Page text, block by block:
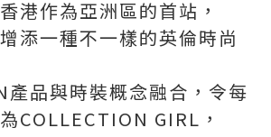
港作為亞洲區的首站，
添一種不一樣的英倫時尚
產品與時裝概念融合，令每
COLLECTION GIRL，